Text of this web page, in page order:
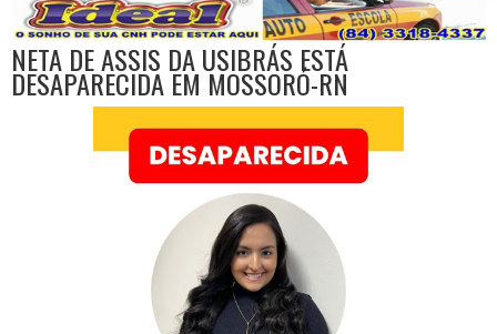
NETA DE ASSIS DA USIBRÁS ESTÁ
DESAPARECIDA EM MOSSORÓ-RN